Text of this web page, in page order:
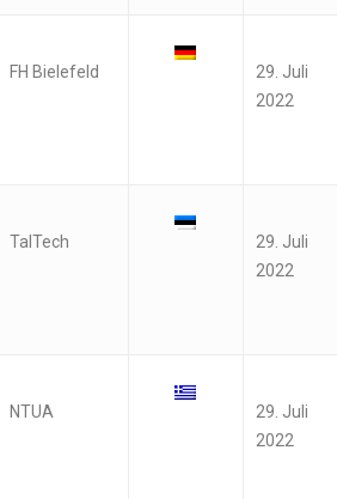
FH Bielefeld
29. Juli
2022
TalTech
29. Juli
2022
NTUA
29. Juli
2022